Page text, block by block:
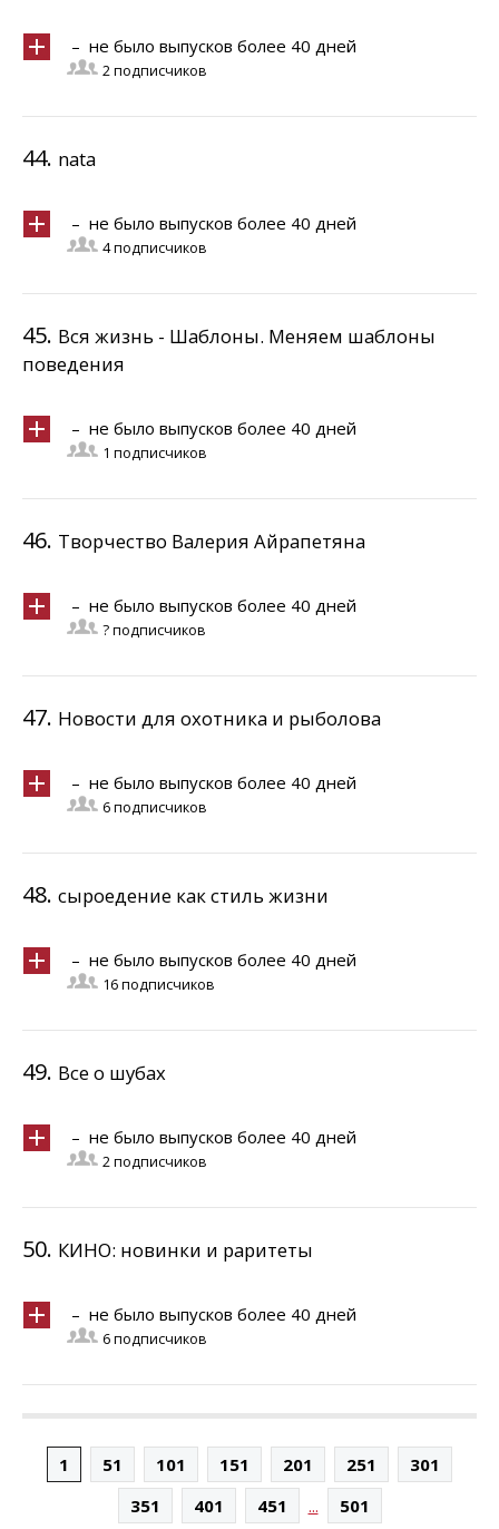
– не было выпусков более 40 дней
2 подписчиков
44. nata
– не было выпусков более 40 дней
4 подписчиков
45. Вся жизнь - Шаблоны. Меняем шаблоны
поведения
– не было выпусков более 40 дней
1 подписчиков
46. Творчество Валерия Айрапетяна
– не было выпусков более 40 дней
? подписчиков
47. Новости для охотника и рыболова
– не было выпусков более 40 дней
6 подписчиков
48. сыроедение как стиль жизни
– не было выпусков более 40 дней
16 подписчиков
49. Все о шубах
– не было выпусков более 40 дней
2 подписчиков
50. КИНО: новинки и раритеты
– не было выпусков более 40 дней
6 подписчиков
1 51 101 151 201 251
301
351
401 451 ... 501